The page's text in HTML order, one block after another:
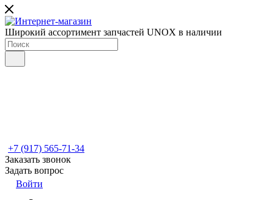
Широкий ассортимент запчастей UNOX в наличии
+7 (917) 565-71-34
Заказать звонок
Задать вопрос
Войти